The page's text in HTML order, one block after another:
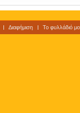
Διαφήμιση Το φυλλάδιό